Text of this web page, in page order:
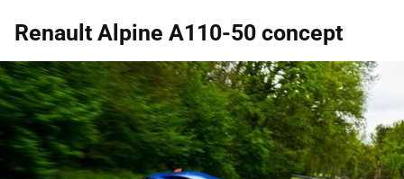
Renault Alpine A110-50 concept